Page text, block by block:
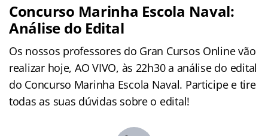
Concurso Marinha Escola Naval:
Análise do Edital
Os nossos professores do Gran Cursos Online vão
realizar hoje, AO VIVO, às 22h30 a análise do edital
do Concurso Marinha Escola Naval. Participe e tire
todas as suas dúvidas sobre o edital!